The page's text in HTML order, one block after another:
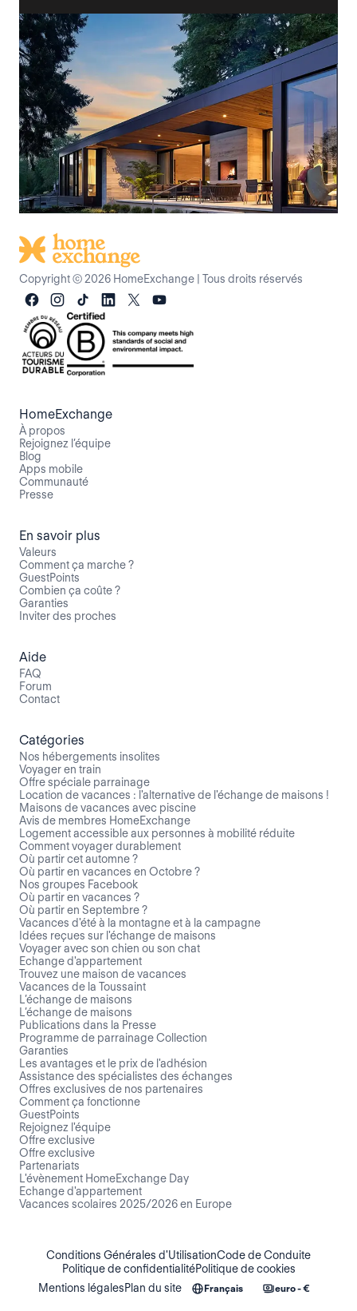
Copyright © 2026 HomeExchange Tous droits réservés
HomeExchange
À propos
Rejoignez l’équipe
Blog
Apps mobile
Communauté
Presse
En savoir plus
Valeurs
Comment ça marche ?
GuestPoints
Combien ça coûte ?
Garanties
Inviter des proches
Aide
FAQ
Forum
Contact
Catégories
Nos hébergements insolites
Voyager en train
Offre spéciale parrainage
Location de vacances : l'alternative de l'échange de maisons !
Maisons de vacances avec piscine
Avis de membres HomeExchange
Logement accessible aux personnes à mobilité réduite
Comment voyager durablement
Où partir cet automne ?
Où partir en vacances en Octobre ?
Nos groupes Facebook
Où partir en vacances ?
Où partir en Septembre ?
Vacances d'été à la montagne et à la campagne
Idées reçues sur l'échange de maisons
Voyager avec son chien ou son chat
Echange d'appartement
Trouvez une maison de vacances
Vacances de la Toussaint
L’échange de maisons
L’échange de maisons
Publications dans la Presse
Programme de parrainage Collection
Garanties
Les avantages et le prix de l'adhésion
Assistance des spécialistes des échanges
Offres exclusives de nos partenaires
Comment ça fonctionne
GuestPoints
Rejoignez l'équipe
Offre exclusive
Offre exclusive
Partenariats
L'évènement HomeExchange Day
Echange d'appartement
Vacances scolaires 2025/2026 en Europe
Conditions Générales d'UtilisationCode de Conduite
Politique de confidentialitéPolitique de cookies
Mentions légalesPlan du site Français euro - €